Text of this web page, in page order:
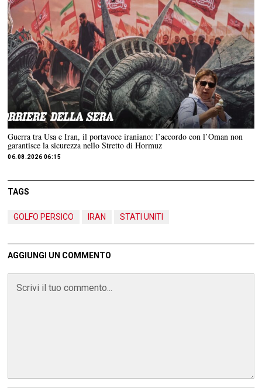
Guerra tra Usa e Iran, il portavoce iraniano: l’accordo con l’Oman non
garantisce la sicurezza nello Stretto di Hormuz
06.08.2026 06:15
TAGS
GOLFO PERSICO IRAN STATI UNITI
AGGIUNGI UN COMMENTO